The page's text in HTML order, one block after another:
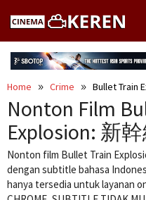
Home Crime Bullet Train
Nonton Film
Explosion: 新
Nonton film Bullet Train
dengan subtitle bahasa
hanya tersedia untuk layanan